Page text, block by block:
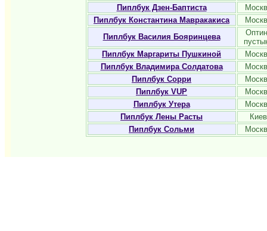
Пиплбук Дзен-Баптиста
Пиплбук Константина Мавракакиса
Пиплбук Василия Бояринцева
Пиплбук Маргариты Пушкиной
Пиплбук Владимира Солдатова
Пиплбук Сорри
Пиплбук VUP
Пиплбук Утера
Пиплбук Лены Расты
Киев
Пиплбук Сольми